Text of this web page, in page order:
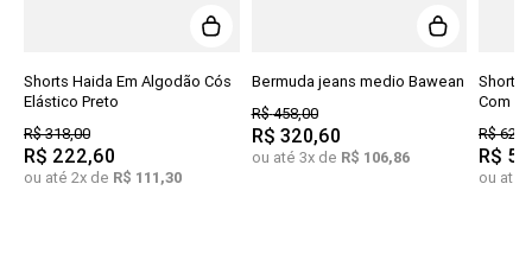
Shorts Haida Em Algodão Cós
Elástico Preto
R$318,00
R$ 222,60
ou até 2x de R$ 111,30
Bermuda jeans medio Bawean
R$458,00
R$ 320,60
ou até 3x de R$ 106,86
Shorts
Com
R$628
R$
ou até